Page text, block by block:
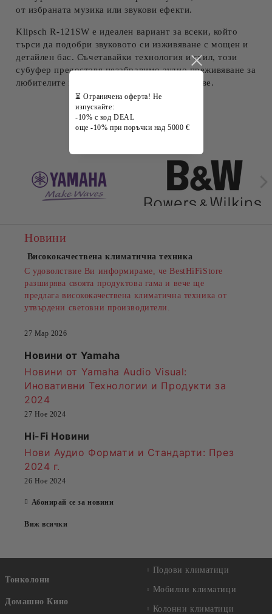
от избраната музика или звукови ефекти.
Klipsch R-121SW е идеален вариант за всеки, който
търси да подобри звуковото си изживяване с мощен и
детайлен бас. Съчетавайки технология и стил, този
субуфер предоставя незабравимо аудио преживяване за
любителите на музиката и филмовите фенове.
Новини
Висококачествена климатична техника
С удоволствие Ви информираме, че BestHiFiStore
разширява своята продуктова гама и вече ще
предлага висококачествена климатична техника от
утвърдени световни производители.
27 Мар 2026
Новини от Yamaha
Новини от Yamaha Audio Visual:
Иновативни Технологии и Продукти за
2024
27 Ное 2024
Hi-Fi Новини
Нови Аудио Формати и Стандарти: През
2024 г.
26 Ное 2024
Абонирай се за новини
Виж всички
Тонколони
Домашно Кино
Подови климатици
Мобилни климатици
Колонни климатици
⏳ Ограничена оферта! Не
изпускайте:
-10% с код DEAL
още -10% при поръчки над 5000 €